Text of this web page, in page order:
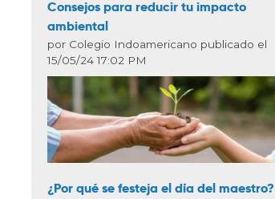
Consejos para reducir tu impacto
ambiental
por Colegio Indoamericano publicado el
15/05/24 17:02 PM
¿Por qué se festeja el día del maestro?